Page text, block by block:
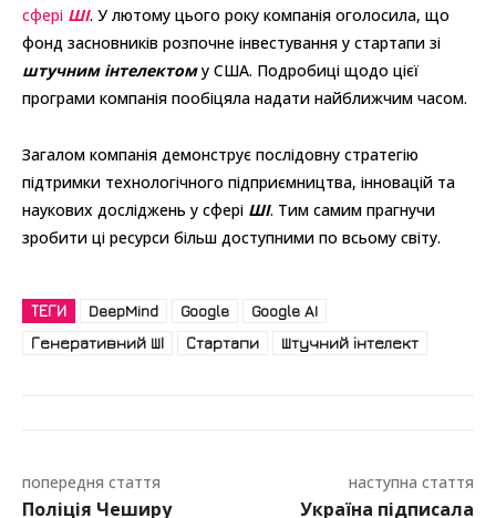
сфері ШІ. У лютому цього року компанія оголосила, що
фонд засновників розпочне інвестування у стартапи зі
штучним інтелектому США. Подробиці щодо цієї
програми компанія пообіцяла надати найближчим часом.
Загалом компанія демонструє послідовну стратегію
підтримки технологічного підприємництва, інновацій та
наукових досліджень у сфері ШІ. Тим самим прагнучи
зробити ці ресурси більш доступними по всьому світу.
ТЕГИ DeepMind Google
Google AI
Генеративний ШІ
Стартапи Штучний інтелект
попередня стаття
Поліція Чеширу
наступна стаття
Україна підписала